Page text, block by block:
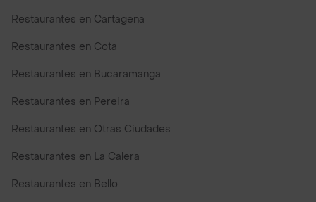
Restaurantes en Cartagena
Restaurantes en Cota
Restaurantes en Bucaramanga
Restaurantes en Pereira
Restaurantes en Otras Ciudades
Restaurantes en La Calera
Restaurantes en Bello